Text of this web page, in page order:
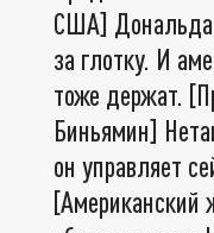
США] Дональда
за глотку. И
тоже держат.
Биньямин]
он управляет
[Американский